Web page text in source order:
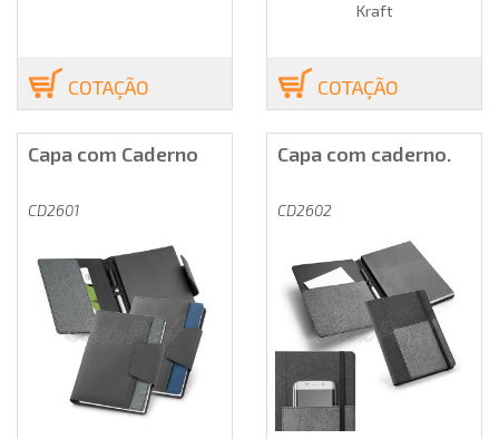
COTAÇÃO
Kraft
COTAÇÃO
Capa com Caderno
CD2601
Capa com caderno.
CD2602